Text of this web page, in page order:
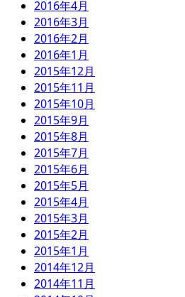
2016年4月
2016年3月
2016年2月
2016年1月
2015年12月
2015年11月
2015年10月
2015年9月
2015年8月
2015年7月
2015年6月
2015年5月
2015年4月
2015年3月
2015年2月
2015年1月
2014年12月
2014年11月